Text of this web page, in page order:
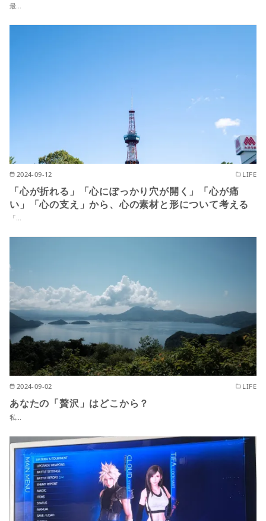
最…
2024-09-12 LIFE
「心が折れる」「心にぽっかり穴が開く」「心が痛
い」「心の支え」から、心の素材と形について考える
「…
2024-09-02 LIFE
あなたの「贅沢」はどこから？
私…